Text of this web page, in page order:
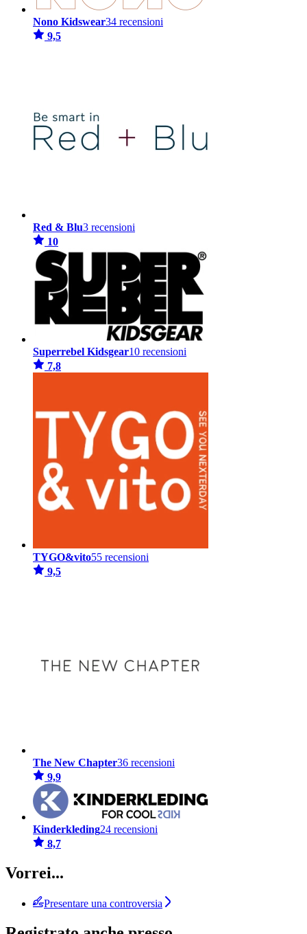
Nono Kidswear34 recensioni
9,5
Red & Blu3 recensioni
10
Superrebel Kidsgear10 recensioni
7,8
TYGO&vito55 recensioni
9,5
The New Chapter36 recensioni
9,9
Kinderkleding24 recensioni
8,7
Vorrei...
Presentare una controversia